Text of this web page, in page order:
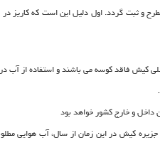
و ثبت گردد. اول دلیل این است که کاریز در
فاقد کوسه می باشند و استفاده از آب
و خارج کشور خواهد بود
کیش در این زمان از سال، آب هوایی